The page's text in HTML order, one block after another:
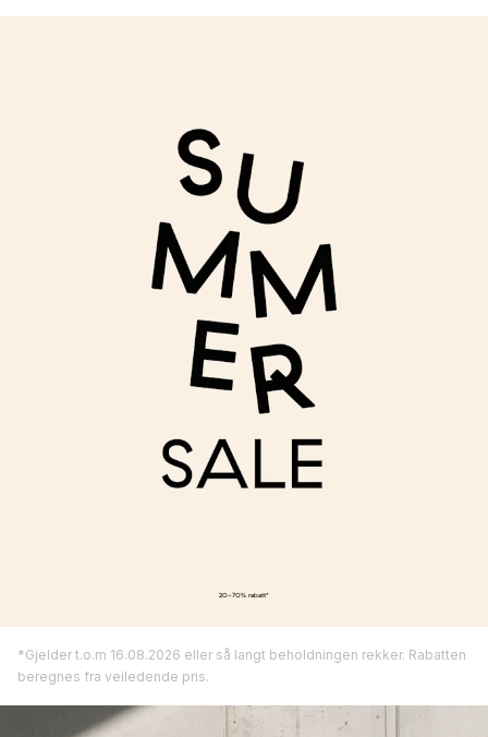
20-70% rabatt*
*Gjelder t.o.m 16.08.2026 eller så langt beholdningen rekker. Rabatten
beregnes fra veiledende pris.